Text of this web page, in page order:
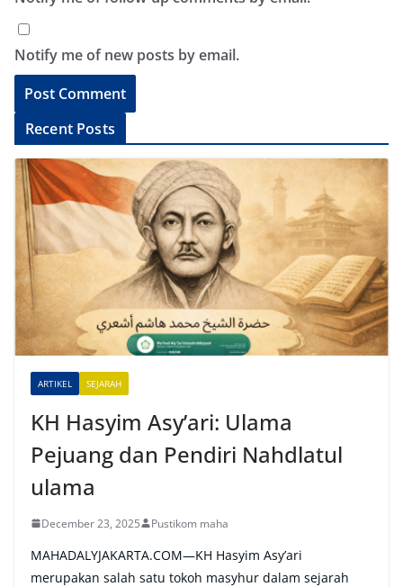
Notify me of new posts by email.
l
t
v
Recent Posts
ARTIKEL SEJARAH
KH Hasyim Asy’ari: Ulama
Pejuang dan Pendiri Nahdlatul
ulama
December 23, 2025 Pustikom maha
MAHADALYJAKARTA.COM—KH Hasyim Asy’ari
merupakan salah satu tokoh masyhur dalam sejarah